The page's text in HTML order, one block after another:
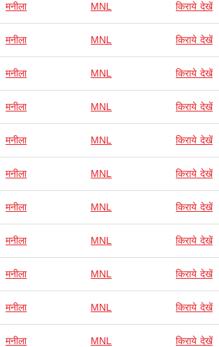
मनीला MNL किराये देखें
मनीला MNL किराये देखें
मनीला MNL किराये देखें
मनीला MNL किराये देखें
मनीला MNL किराये देखें
मनीला MNL किराये देखें
मनीला MNL किराये देखें
मनीला MNL किराये देखें
मनीला MNL किराये देखें
मनीला MNL किराये देखें
मनीला MNL किराये देखें